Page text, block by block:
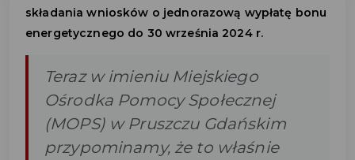
składania wniosków o jednorazową wypłatę bonu
energetycznego do 30 września 2024 r.
Teraz w imieniu Miejskiego
Ośrodka Pomocy Społecznej
(MOPS) w Pruszczu Gdańskim
przypominamy, że to właśnie